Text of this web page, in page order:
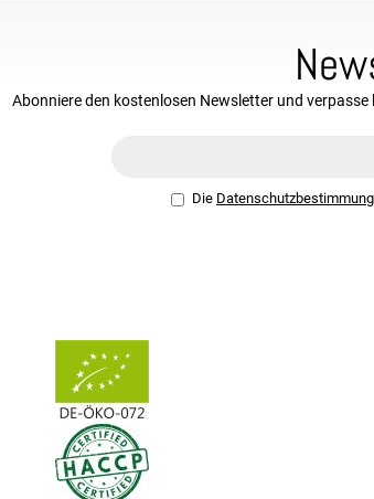
Abonniere den kostenlosen Newsletter und
Die